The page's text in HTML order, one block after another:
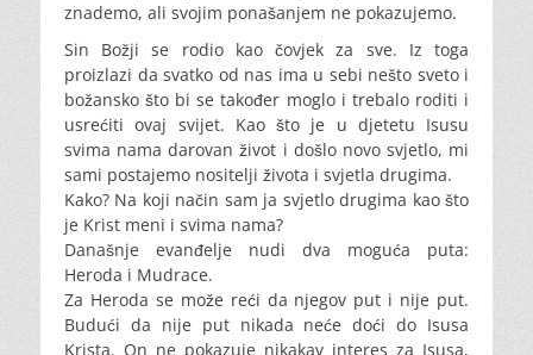
znademo, ali svojim ponašanjem ne pokazujemo.
Sin Božji se rodio kao čovjek za sve. Iz toga
proizlazi da svatko od nas ima u sebi nešto sveto i
božansko što bi se također moglo i trebalo roditi i
usrećiti ovaj svijet. Kao što je u djetetu Isusu
svima nama darovan život i došlo novo svjetlo, mi
sami postajemo nositelji života i svjetla drugima.
Kako? Na koji način sam ja svjetlo drugima kao što
je Krist meni i svima nama?
Današnje evanđelje nudi dva moguća puta:
Heroda i Mudrace.
Za Heroda se može reći da njegov put i nije put.
Budući da nije put nikada neće doći do Isusa
Krista. On ne pokazuje nikakav interes za Isusa,